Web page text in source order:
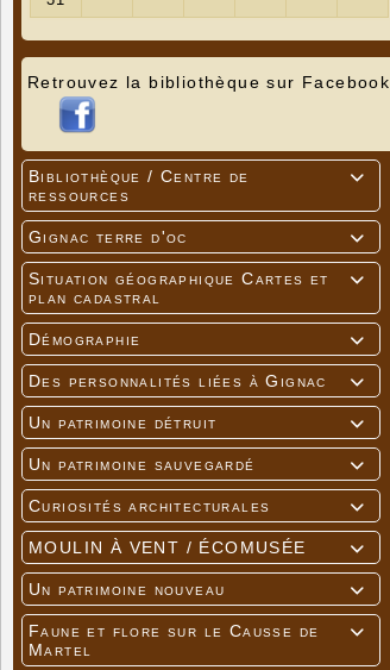
Retrouvez la bibliothèque sur Facebook

Bibliothèque / Centre de
ressources

Gignac terre d'oc

Situation géographique Cartes et
plan cadastral

Démographie

Des personnalités liées à Gignac

Un patrimoine détruit

Un patrimoine sauvegardé

Curiosités architecturales

MOULIN À VENT / ÉCOMUSÉE

Un patrimoine nouveau

Faune et flore sur le Causse de
Martel